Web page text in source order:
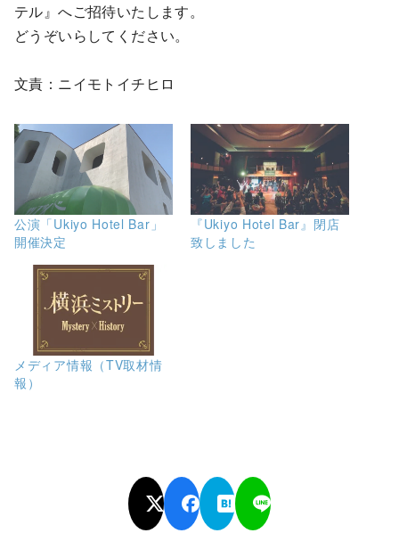
テル』へご招待いたします。
どうぞいらしてください。
文責：ニイモトイチヒロ
公演「Ukiyo Hotel Bar」
開催決定
『Ukiyo Hotel Bar』閉店
致しました
メディア情報（TV取材情
報）